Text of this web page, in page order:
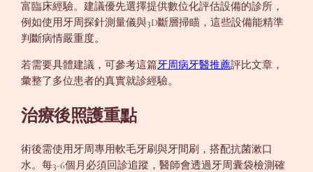
富臨床經驗。建議優先選擇提供數位化評估設備的診所，
例如使用牙周探針測量儀與3D斷層掃瞄，這些設備能精準
判斷病情嚴重度。
若需要具體建議，可參考這篇牙周病牙醫推薦評比文章，
彙整了多位患者的真實就診經驗。
治療後照護重點
術後需使用牙周專用軟毛牙刷與牙間刷，搭配抗菌漱口
水。每3-6個月必須回診追蹤，醫師會透過牙周囊袋檢測確